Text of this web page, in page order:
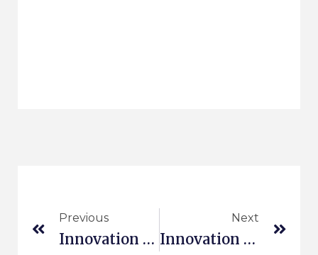
Previous
Innovation Management Konferenz
Next
Innovation Durch Marketing